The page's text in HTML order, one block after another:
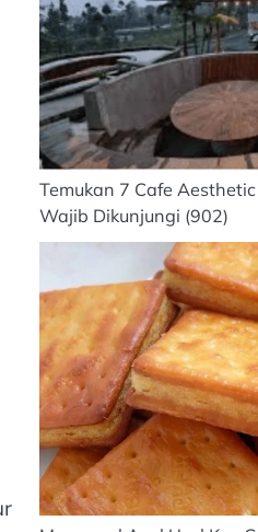
Temukan 7 Cafe
Wajib Dikunjungi (902)